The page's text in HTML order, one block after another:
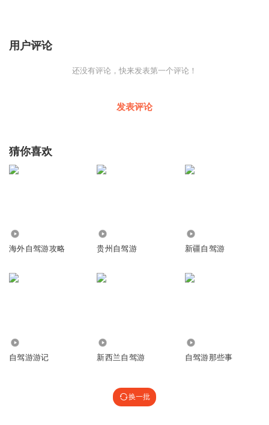
用户评论
还没有评论，快来发表第一个评论！
发表评论
猜你喜欢
海外自驾游攻略 贵州自驾游 新疆自驾游
自驾游游记 新西兰自驾游 自驾游那些事
换一批